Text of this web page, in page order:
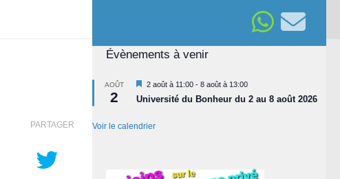
PARTAGER
Évènements à venir
AOÛT
2
Mis
en
avant
2 août à 11:00 - 8 août à 13:00
Université du Bonheur du 2 au 8 août 2026
Voir le calendrier